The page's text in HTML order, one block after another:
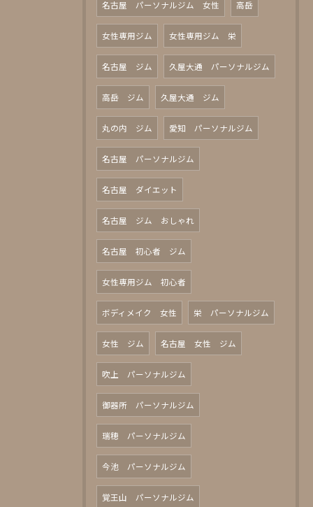
名古屋 パーソナルジム 女性 高岳
女性専用ジム 女性専用ジム 栄
名古屋 ジム 久屋大通 パーソナルジム
高岳 ジム 久屋大通 ジム
丸の内 ジム 愛知 パーソナルジム
名古屋 パーソナルジム
名古屋 ダイエット
名古屋 ジム おしゃれ
名古屋 初心者 ジム
女性専用ジム 初心者
ボディメイク 女性 栄 パーソナルジム
女性 ジム 名古屋 女性 ジム
吹上 パーソナルジム
御器所 パーソナルジム
瑞穂 パーソナルジム
今池 パーソナルジム
覚王山 パーソナルジム